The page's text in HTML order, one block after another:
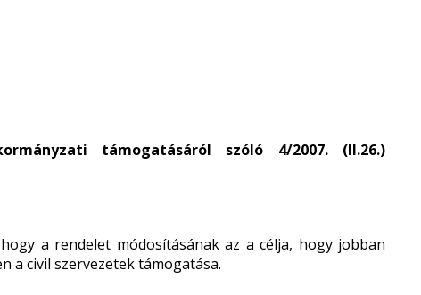
támogatásáról szóló 4/2007. (II.26.)
a rendelet módosításának az a célja, hogy jobban
a civil szervezetek támogatása.